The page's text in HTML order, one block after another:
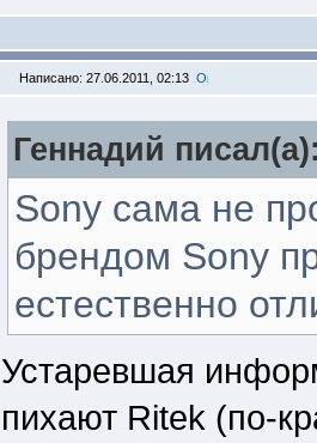
Написано: 27.06.2011, 02:13
Геннадий
Sony сама не
брендом Sony
естественно
Устаревшая
пихают Ritek (по-